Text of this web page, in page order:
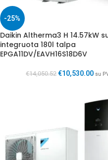
-25%
Daikin Altherma3 H 14.57kW
integruota 180l talpa
EPGA11DV/EAVH16S18D6V
€14,050.52 €10,530.00 su